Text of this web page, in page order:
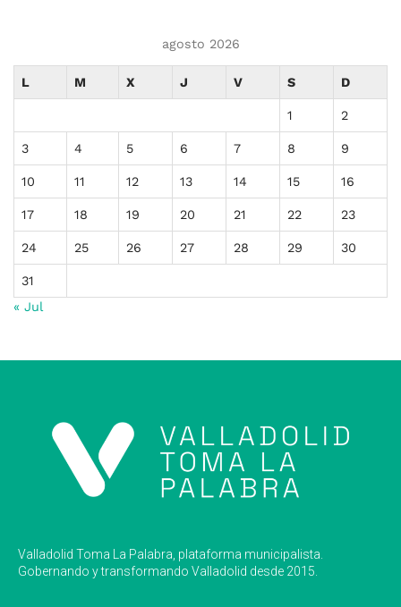
agosto 2026
L M X J V S D
1 2
3 4 5 6 7 8 9
10 11 12 13 14 15 16
17 18 19 20 21 22 23
24 25 26 27 28 29 30
31
« Jul
Valladolid Toma La Palabra, plataforma municipalista.
Gobernando y transformando Valladolid desde 2015.